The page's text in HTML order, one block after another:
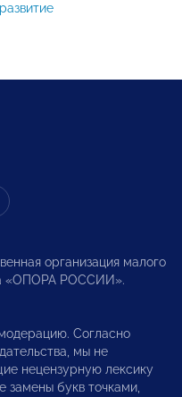
организация малого
«ОПОРА РОССИИ».
Согласно
мы не
нецензурную лексику
замены букв точками,